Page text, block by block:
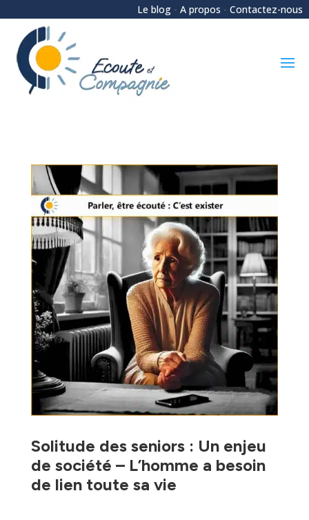
Le blog -A propos -Contactez-nous
Solitude des seniors : Un enjeu
de société – L’homme a besoin
de lien toute sa vie